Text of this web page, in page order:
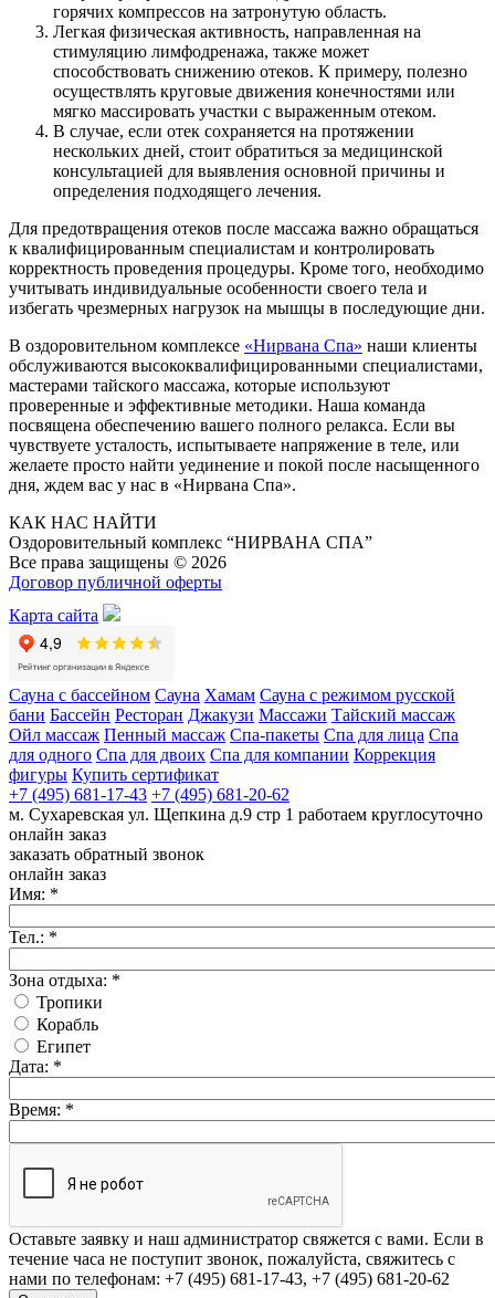
горячих компрессов на затронутую область.
Легкая физическая активность, направленная на
стимуляцию лимфодренажа, также может
способствовать снижению отеков. К примеру, полезно
осуществлять круговые движения конечностями или
мягко массировать участки с выраженным отеком.
В случае, если отек сохраняется на протяжении
нескольких дней, стоит обратиться за медицинской
консультацией для выявления основной причины и
определения подходящего лечения.
Для предотвращения отеков после массажа важно обращаться
к квалифицированным специалистам и контролировать
корректность проведения процедуры. Кроме того, необходимо
учитывать индивидуальные особенности своего тела и
избегать чрезмерных нагрузок на мышцы в последующие дни.
В оздоровительном комплексе «Нирвана Спа» наши клиенты
обслуживаются высококвалифицированными специалистами,
мастерами тайского массажа, которые используют
проверенные и эффективные методики. Наша команда
посвящена обеспечению вашего полного релакса. Если вы
чувствуете усталость, испытываете напряжение в теле, или
желаете просто найти уединение и покой после насыщенного
дня, ждем вас у нас в «Нирвана Спа».
КАК НАС НАЙТИ
Оздоровительный комплекс “НИРВАНА СПА”
Все права защищены © 2026
Договор публичной оферты
Карта сайта
Сауна с бассейном Cауна Хамам Сауна с режимом русской
бани Бассейн Ресторан Джакузи Массажи Тайский массаж
Ойл массаж Пенный массаж Спа-пакеты Спа для лица Спа
для одного Спа для двоих Спа для компании Коррекция
фигуры Купить сертификат
+7 (495) 681-17-43 +7 (495) 681-20-62
м. Сухаревская ул. Щепкина д.9 стр 1 работаем круглосуточно
онлайн заказ
заказать обратный звонок
онлайн заказ
Имя: *
Тел.: *
Зона отдыха: *
Тропики
Корабль
Египет
Дата: *
Время: *
Оставьте заявку и наш администратор свяжется с вами. Если в
течение часа не поступит звонок, пожалуйста, свяжитесь с
нами по телефонам: +7 (495) 681-17-43, +7 (495) 681-20-62